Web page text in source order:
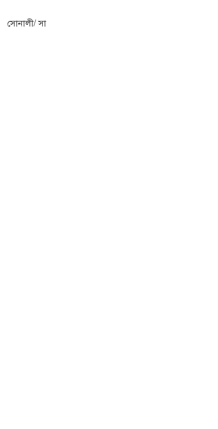
সোনালী/ সা